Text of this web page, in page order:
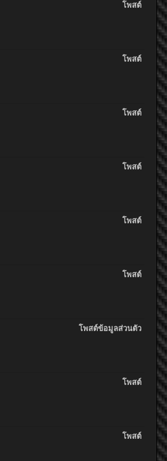
โพสต์
โพสต์
โพสต์
โพสต์
โพสต์
โพสต์
โพสต์ข้อมูลส่วนตัว
โพสต์
โพสต์